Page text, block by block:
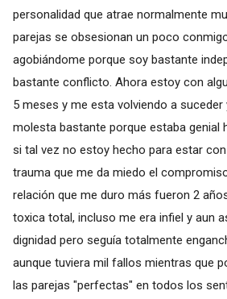
personalidad que atrae normalmente
parejas se obsesionan un poco
agobiándome porque soy bastante
bastante conflicto. Ahora estoy con
5 meses y me esta volviendo a suceder
molesta bastante porque estaba genial
si tal vez no estoy hecho para estar
trauma que me da miedo el
relación que me duro más fueron 2
toxica total, incluso me era infiel y aun
dignidad pero seguía totalmente
aunque tuviera mil fallos mientras que
las parejas "perfectas" en todos los